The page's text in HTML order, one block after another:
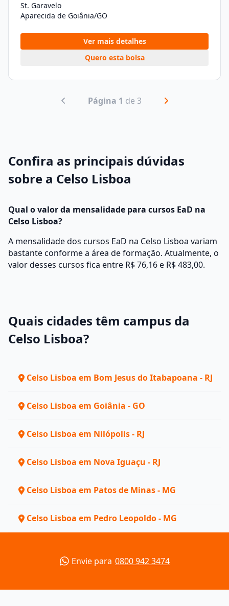
St. Garavelo
Aparecida de Goiânia/GO
Ver mais detalhes
Quero esta bolsa
Página 1 de 3
Confira as principais dúvidas
sobre a Celso Lisboa
Qual o valor da mensalidade para cursos EaD na
Celso Lisboa?
A mensalidade dos cursos EaD na Celso Lisboa variam
bastante conforme a área de formação. Atualmente, o
valor desses cursos fica entre R$ 76,16 e R$ 483,00.
Quais cidades têm campus da
Celso Lisboa?
Celso Lisboa em Bom Jesus do Itabapoana - RJ
Celso Lisboa em Goiânia - GO
Celso Lisboa em Nilópolis - RJ
Celso Lisboa em Nova Iguaçu - RJ
Celso Lisboa em Patos de Minas - MG
Celso Lisboa em Pedro Leopoldo - MG
Envie para 0800 942 3474